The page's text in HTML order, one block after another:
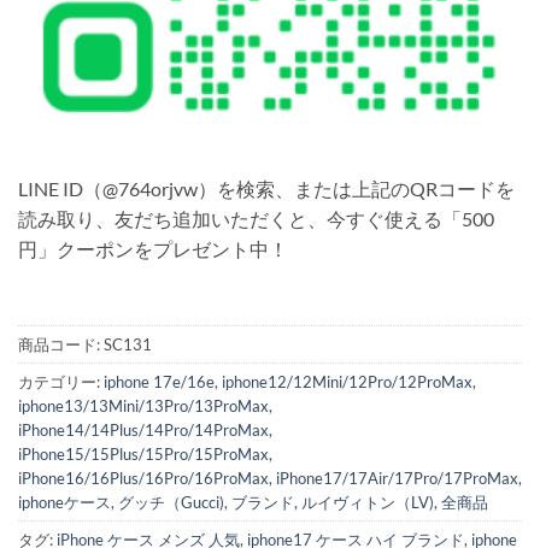
LINE ID（@764orjvw）を検索、または上記のQRコードを
読み取り、友だち追加いただくと、今すぐ使える「500
円」クーポンをプレゼント中！
商品コード:SC131
カテゴリー: iphone 17e/16e, iphone12/12Mini/12Pro/12ProMax,
iphone13/13Mini/13Pro/13ProMax,
iPhone14/14Plus/14Pro/14ProMax,
iPhone15/15Plus/15Pro/15ProMax,
iPhone16/16Plus/16Pro/16ProMax, iPhone17/17Air/17Pro/17ProMax,
iphoneケース, グッチ（Gucci), ブランド, ルイヴィトン（LV), 全商品
タグ: iPhone ケース メンズ 人気, iphone17 ケース ハイ ブランド, iphone